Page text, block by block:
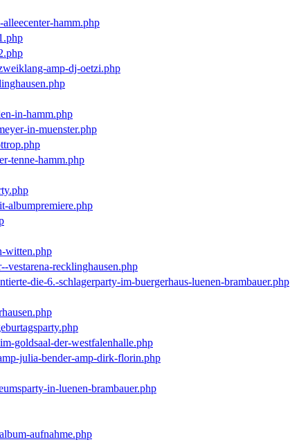
hamm.php
amp-dj-oetzi.php
in-hamm.php
in-muenster.php
tenne-hamm.php
albumpremiere.php
witten.php
vestarena-recklinghausen.php
die-6.-schlagerparty-im-buergerhaus-luenen-brambauer.php
goldsaal-der-westfalenhalle.php
julia-bender-amp-dirk-florin.php
in-luenen-brambauer.php
aufnahme.php